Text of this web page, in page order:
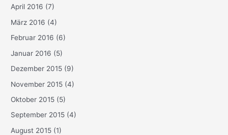
April 2016 (7)
März 2016 (4)
Februar 2016 (6)
Januar 2016 (5)
Dezember 2015 (9)
November 2015 (4)
Oktober 2015 (5)
September 2015 (4)
August 2015 (1)